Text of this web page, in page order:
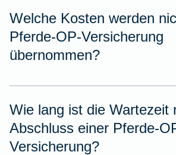
Welche Kosten werden
Pferde-OP-Versicherung
übernommen?
Wie lang ist die Wartezeit
Abschluss einer Pferde-
Versicherung?